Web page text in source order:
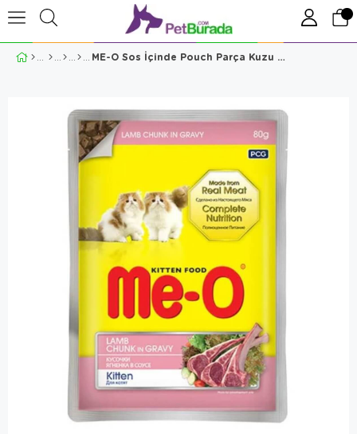
ME-O Sos İçinde Pouch Parça Kuzu Etli Yavru Kedi Konservesi 80gr